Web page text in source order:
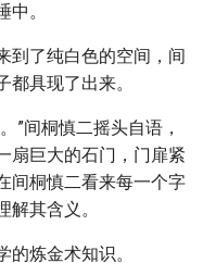
。
到了纯白色的空间，间
具现了出来。
”间桐慎二摇头自语，
扇巨大的石门，门扉紧
间桐慎二看来每一个字
其含义。
炼金术知识。